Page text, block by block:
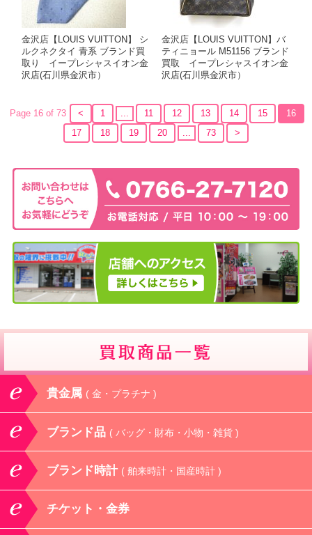
金沢店【LOUIS VUITTON】 シ
ルクネクタイ 青系 ブランド買
取り イープレシャスイオン金
沢店(石川県金沢市）
金沢店【LOUIS VUITTON】バ
ティニョール M51156 ブランド
買取 イープレシャスイオン金
沢店(石川県金沢市）
Page 16 of 73 < 1 11 12 13 14 15
16
17
18 19 20 73 >
貴金属 ( 金・プラチナ )
ブランド品 ( バッグ・財布・小物・雑貨 )
ブランド時計 ( 舶来時計・国産時計 )
チケット・金券